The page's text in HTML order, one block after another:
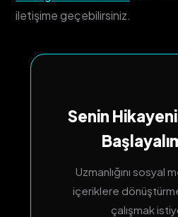
iletişime geçebilirsiniz.
Senin
Uzmanlığını sosyal
içeriklere
çalışmak